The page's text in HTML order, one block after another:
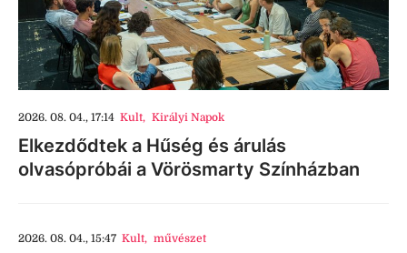
2026. 08. 04., 17:14 Kult, Királyi Napok
Elkezdődtek a Hűség és árulás
olvasópróbái a Vörösmarty Színházban
2026. 08. 04., 15:47 Kult, művészet